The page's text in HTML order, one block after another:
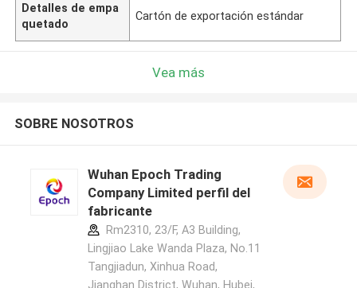
Detalles de empa
quetado
Cartón de exportación estándar
Vea más
SOBRE NOSOTROS
Wuhan Epoch Trading
Company Limited perfil del
fabricante
Rm2310, 23/F, A3 Building,
Lingjiao Lake Wanda Plaza, No.11
Tangjiadun, Xinhua Road,
Jianghan District, Wuhan, Hubei,